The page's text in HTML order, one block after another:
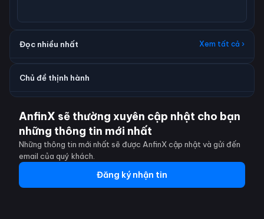
Đọc nhiều nhất Xem tất cả ›
Chủ đề thịnh hành
AnfinX sẽ thường xuyên cập nhật cho bạn
những thông tin mới nhất
Những thông tin mới nhất sẽ được AnfinX cập nhật và gửi đến
email của quý khách.
Đăng ký nhận tin